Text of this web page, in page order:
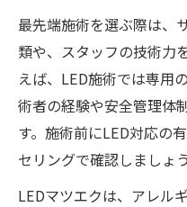
最先端施術を選ぶ際は、
類や、スタッフの技術力
えば、LED施術では専用
術者の経験や安全管理体
す。施術前にLED対応の
セリングで確認しましょう
LEDマツエクは、アレル